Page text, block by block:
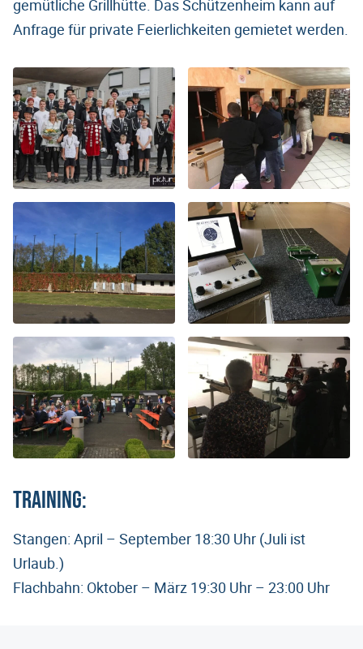
gemütliche Grillhütte. Das Schützenheim kann auf
Anfrage für private Feierlichkeiten gemietet werden.
Training:
Stangen: April – September 18:30 Uhr (Juli ist
Urlaub.)
Flachbahn: Oktober – März 19:30 Uhr – 23:00 Uhr